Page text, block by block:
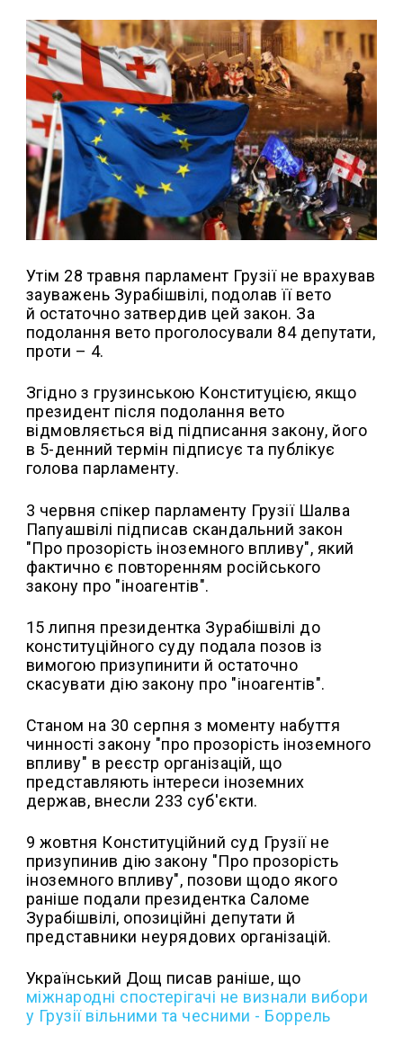
Утім 28 травня парламент Грузії не врахував
зауважень Зурабішвілі, подолав її вето
й остаточно затвердив цей закон. За
подолання вето проголосували 84 депутати,
проти – 4.
Згідно з грузинською Конституцією, якщо
президент після подолання вето
відмовляється від підписання закону, його
в 5-денний термін підписує та публікує
голова парламенту.
3 червня спікер парламенту Грузії Шалва
Папуашвілі підписав скандальний закон
"Про прозорість іноземного впливу", який
фактично є повторенням російського
закону про "іноагентів".
15 липня президентка Зурабішвілі до
конституційного суду подала позов із
вимогою призупинити й остаточно
скасувати дію закону про "іноагентів".
Станом на 30 серпня з моменту набуття
чинності закону "про прозорість іноземного
впливу" в реєстр організацій, що
представляють інтереси іноземних
держав, внесли 233 суб'єкти.
9 жовтня Конституційний суд Грузії не
призупинив дію закону "Про прозорість
іноземного впливу", позови щодо якого
раніше подали президентка Саломе
Зурабішвілі, опозиційні депутати й
представники неурядових організацій.
Український Дощ писав раніше, що
міжнародні спостерігачі не визнали вибори
у Грузії вільними та чесними - Боррель